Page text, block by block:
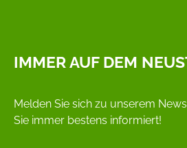
IMMER AUF DEM
Melden Sie sich zu unserem
Sie immer bestens informiert!